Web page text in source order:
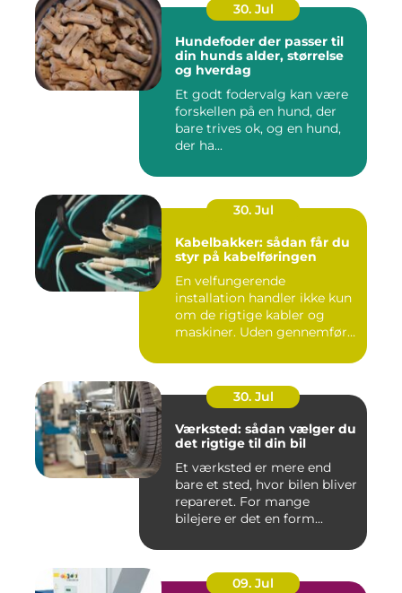
30. Jul
Hundefoder der passer til
din hunds alder, størrelse
og hverdag
Et godt fodervalg kan være
forskellen på en hund, der
bare trives ok, og en hund,
der ha...
30. Jul
Kabelbakker: sådan får du
styr på kabelføringen
En velfungerende
installation handler ikke kun
om de rigtige kabler og
maskiner. Uden gennemført
30. Jul
Værksted: sådan vælger du
det rigtige til din bil
Et værksted er mere end
bare et sted, hvor bilen bliver
repareret. For mange
bilejere er det en form...
09. Jul